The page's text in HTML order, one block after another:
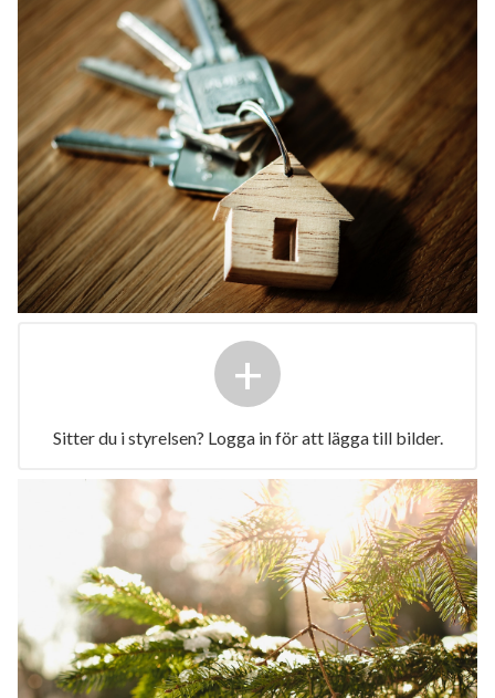
+
Sitter du i styrelsen? Logga in för att lägga till bilder.